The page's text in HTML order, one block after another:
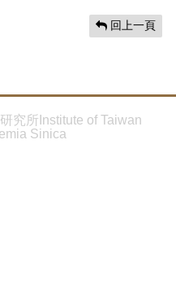
回上一頁
究所Institute of Taiwan
Sinica